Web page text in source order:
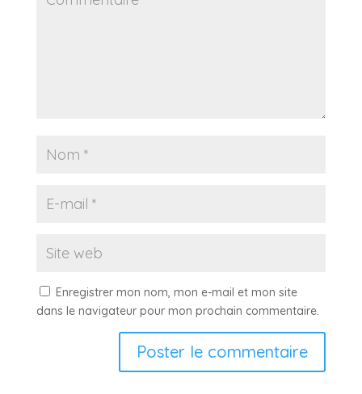
Enregistrer mon nom, mon e-mail et mon site
dans le navigateur pour mon prochain commentaire.